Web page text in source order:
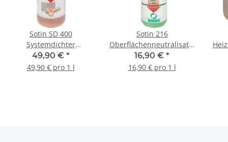
Sotin SD 400
Systemdichter
Leckdichter 1 l 6140-1
49,90 € *
49,90 € pro 1 l
Sotin 216
Oberflächenneutralisator
1 l Handsprayflasche
216-1
16,90 € *
16,90 € pro 1 l